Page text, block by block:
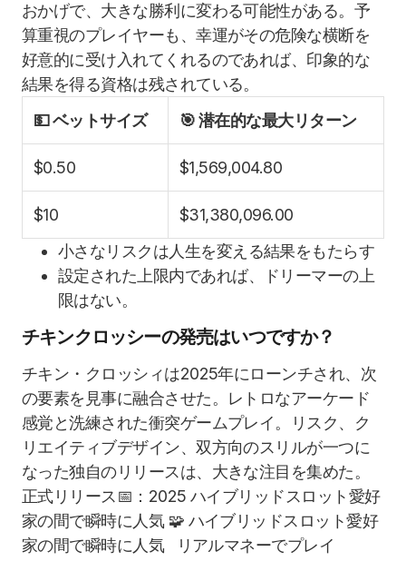
おかげで、大きな勝利に変わる可能性がある。予
算重視のプレイヤーも、幸運がその危険な横断を
好意的に受け入れてくれるのであれば、印象的な
結果を得る資格は残されている。
💵 ベットサイズ
🎯 潜在的な最大リターン
$0.50 $1,569,004.80
$10
$31,380,096.00
小さなリスクは人生を変える結果をもたらす
設定された上限内であれば、ドリーマーの上
限はない。
チキンクロッシーの発売はいつですか？
チキン・クロッシィは2025年にローンチされ、次
の要素を見事に融合させた。レトロなアーケード
感覚と洗練された衝突ゲームプレイ。リスク、ク
リエイティブデザイン、双方向のスリルが一つに
なった独自のリリースは、大きな注目を集めた。
正式リリース📅：2025 ハイブリッドスロット愛好
家の間で瞬時に人気 🧩 ハイブリッドスロット愛好
家の間で瞬時に人気 リアルマネーでプレイ